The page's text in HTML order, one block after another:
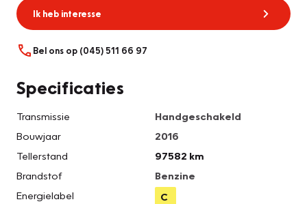
Ik heb interesse
Bel ons op (045) 511 66 97
Specificaties
Transmissie
Handgeschakeld
Bouwjaar
2016
Tellerstand
97582 km
Brandstof
Benzine
Energielabel
C